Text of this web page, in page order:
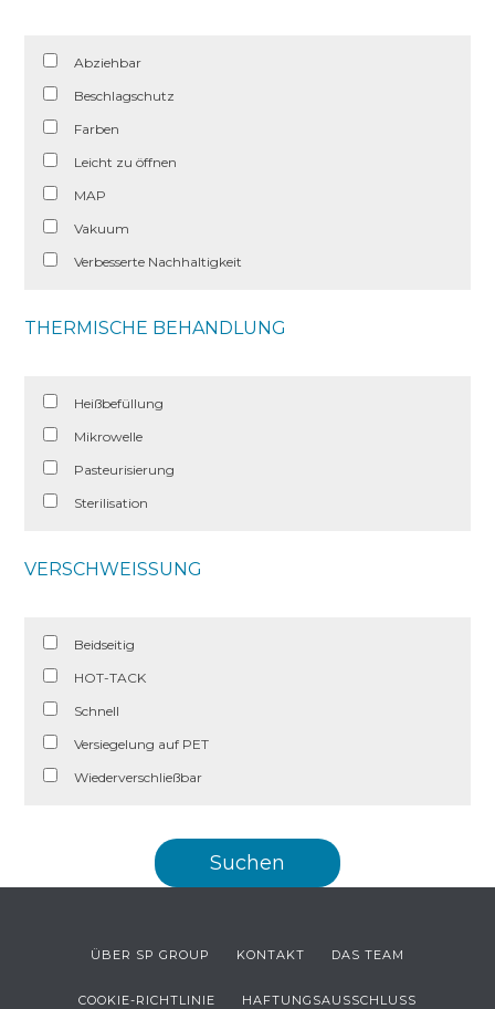
Abziehbar
Beschlagschutz
Farben
Leicht zu öffnen
MAP
Vakuum
Verbesserte Nachhaltigkeit
THERMISCHE BEHANDLUNG
Heißbefüllung
Mikrowelle
Pasteurisierung
Sterilisation
VERSCHWEISSUNG
Beidseitig
HOT-TACK
Schnell
Versiegelung auf PET
Wiederverschließbar
ÜBER SP GROUP KONTAKT DAS TEAM
COOKIE-RICHTLINIE HAFTUNGSAUSSCHLUSS